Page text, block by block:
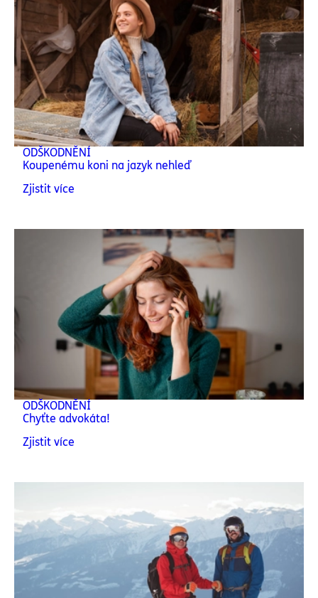
ODŠKODNĚNÍ
Koupenému koni na jazyk nehleď
Zjistit více
ODŠKODNĚNÍ
Chyťte advokáta!
Zjistit více